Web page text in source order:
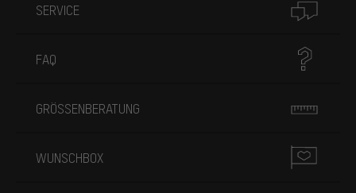
SERVICE
FAQ
GRÖSSENBERATUNG
WUNSCHBOX